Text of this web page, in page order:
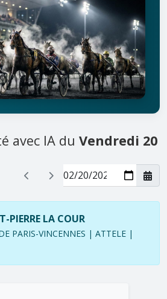
avec IA du Vendredi 20
PIERRE LA COUR
PARIS-VINCENNES | ATTELE |